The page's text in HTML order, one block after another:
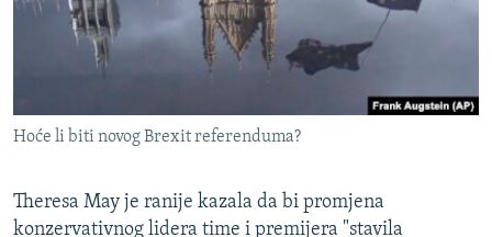
Hoće li biti novog Brexit referenduma?
Theresa May je ranije kazala da bi promjena
konzervativnog lidera time i premijera "stavila